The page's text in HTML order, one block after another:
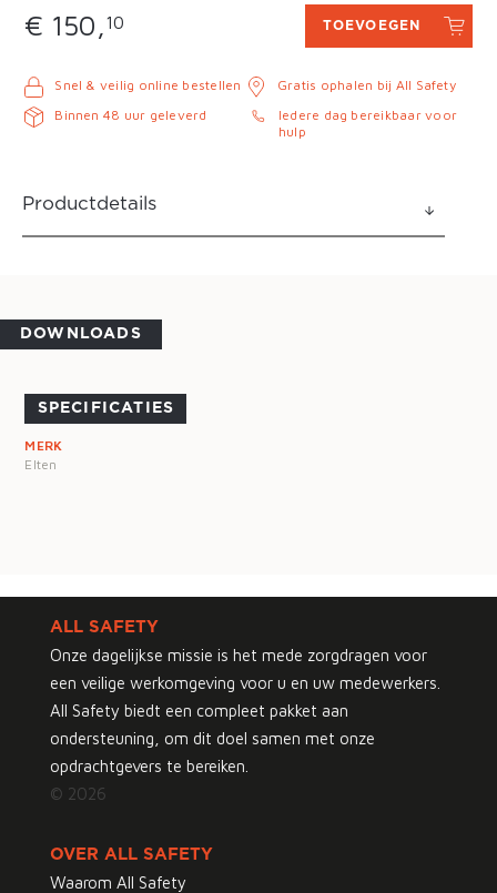
€ 150,10 TOEVOEGEN
Snel & veilig online bestellen
Binnen 48 uur geleverd
Gratis ophalen bij All Safety
Iedere dag bereikbaar voor
hulp
Productdetails
DOWNLOADS
SPECIFICATIES
MERK
Elten
ALL SAFETY
Onze dagelijkse missie is het mede zorgdragen voor
een veilige werkomgeving voor u en uw medewerkers.
All Safety biedt een compleet pakket aan
ondersteuning, om dit doel samen met onze
opdrachtgevers te bereiken.
© 2026
OVER ALL SAFETY
Waarom All Safety